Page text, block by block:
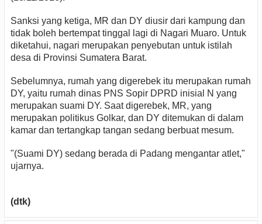
Sanksi yang ketiga, MR dan DY diusir dari kampung dan
tidak boleh bertempat tinggal lagi di Nagari Muaro. Untuk
diketahui, nagari merupakan penyebutan untuk istilah
desa di Provinsi Sumatera Barat.
Sebelumnya, rumah yang digerebek itu merupakan rumah
DY, yaitu rumah dinas PNS Sopir DPRD inisial N yang
merupakan suami DY. Saat digerebek, MR, yang
merupakan politikus Golkar, dan DY ditemukan di dalam
kamar dan tertangkap tangan sedang berbuat mesum.
"(Suami DY) sedang berada di Padang mengantar atlet,"
ujarnya.
(dtk)